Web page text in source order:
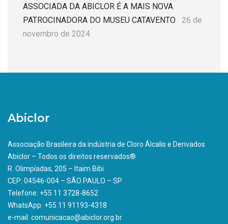
ASSOCIADA DA ABICLOR É A MAIS NOVA
PATROCINADORA DO MUSEU CATAVENTO
26 de
novembro de 2024
Abiclor
Associação Brasileira da indústria de Cloro Álcalis e Derivados
Abiclor – Todos os direitos reservados®
R. Olimpíadas, 205 – Itaim Bibi
CEP: 04546-004 – SÃO PAULO – SP
Telefone: +55 11 3728-8652
WhatsApp: +55 11 91193-4318
e-mail: comunicacao@abiclor.org.br